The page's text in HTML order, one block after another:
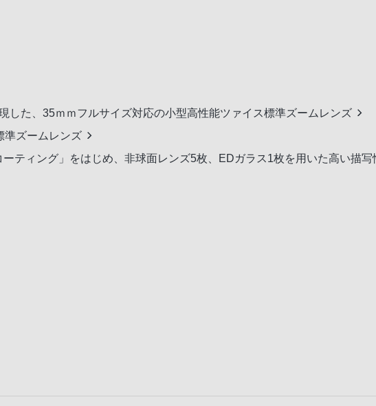
した、35ｍｍフルサイズ対応の小型高性能ツァイス標準ズームレンズ
準ズームレンズ
ティング」をはじめ、非球面レンズ5枚、EDガラス1枚を用いた高い描写